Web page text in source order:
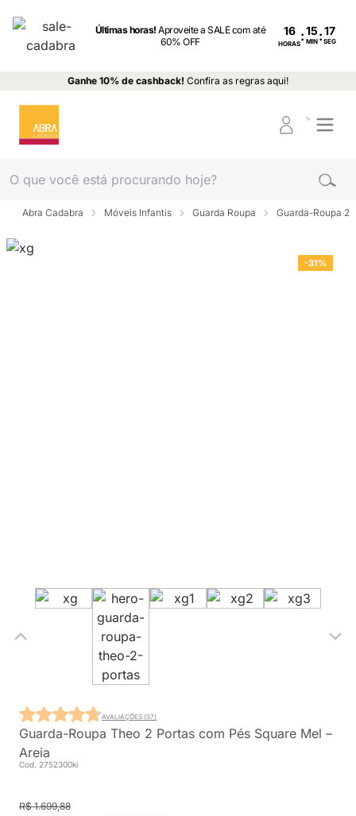
Últimas horas!Aproveite a SALE com até
60% OFF
16
HORAS: MIN : SEG
Ganhe 10% de cashback! Confira as regras aqui!
Abra Cadabra Móveis Infantis Guarda Roupa Guarda-Roupa 2
-31%
Guarda-Roupa Theo 2 Portas com Pés Square Mel –
Areia
Cod. 2752300ki
AVALIAÇÕES (37)
R$ 1.699,88